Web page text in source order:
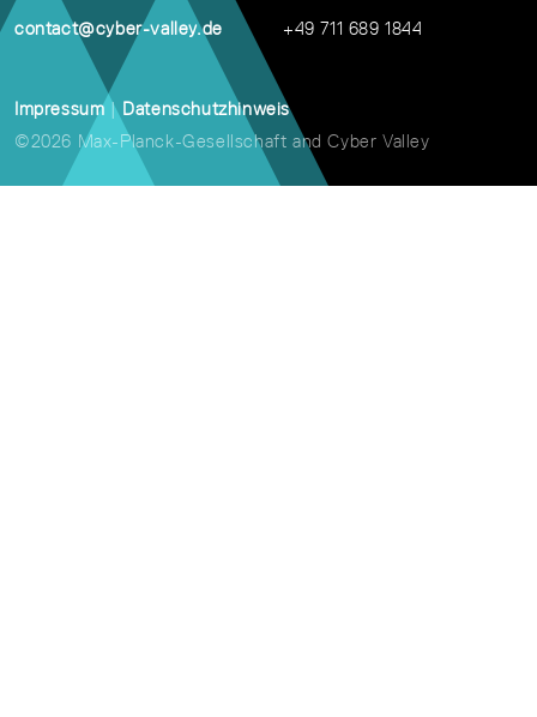
contact@cyber-valley.de +49 711 689 1844
Impressum | Datenschutzhinweis
©2026 Max-Planck-Gesellschaft and Cyber Valley